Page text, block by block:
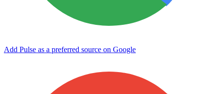
Add Pulse as a preferred source on Google